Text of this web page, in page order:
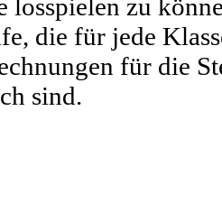
losspielen zu
die für jede
für die
sind.